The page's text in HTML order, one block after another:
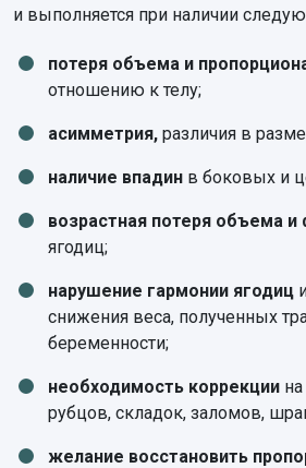
и выполняется при наличии
потеря объема и
отношению к телу;
асимметрия, различия в
наличие впадин в боковых и
возрастная потеря объема
ягодиц;
нарушение гармонии ягодиц
снижения веса, полученных
беременности;
необходимость коррекции
рубцов, складок, заломов,
желание восстановить